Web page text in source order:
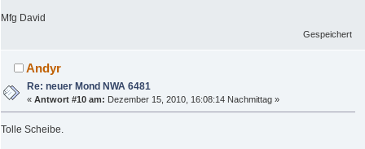
Mfg David
Gespeichert
Andyr
Re: neuer Mond NWA 6481
«Antwort #10 am: Dezember 15, 2010, 16:08:14 Nachmittag »
Tolle Scheibe.